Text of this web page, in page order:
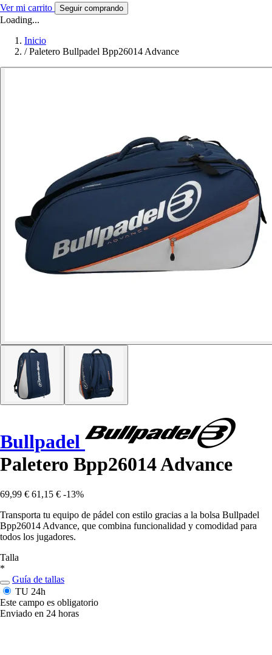
Ver mi carrito Seguir comprando
Loading...
Inicio
/ Paletero Bullpadel Bpp26014 Advance
Bullpadel
Paletero Bpp26014 Advance
69,99 € 61,15 € -13%
Transporta tu equipo de pádel con estilo gracias a la bolsa Bullpadel
Bpp26014 Advance, que combina funcionalidad y comodidad para
todos los jugadores.
Talla
*
Guía de tallas
TU 24h
Este campo es obligatorio
Enviado en 24 horas